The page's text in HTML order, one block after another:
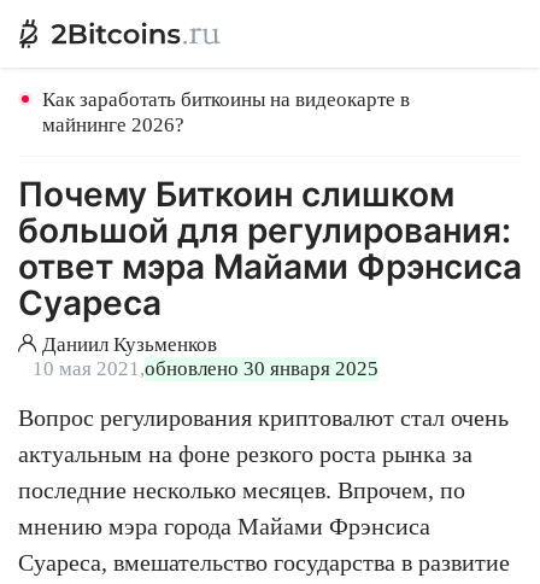
Как заработать биткоины на видеокарте в
майнинге 2026?
Почему Биткоин слишком
большой для регулирования:
ответ мэра Майами Фрэнсиса
Суареса
Даниил Кузьменков
10 мая 2021,обновлено 30 января 2025
Вопрос регулирования криптовалют стал очень
актуальным на фоне резкого роста рынка за
последние несколько месяцев. Впрочем, по
мнению мэра города Майами Фрэнсиса
Суареса, вмешательство государства в развитие